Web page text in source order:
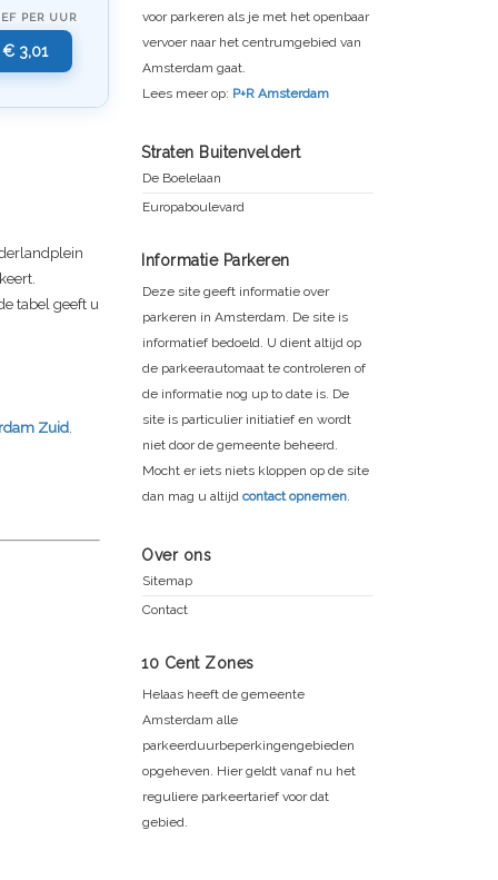
PER UUR
€ 3,01
tabel geeft u
Zuid.
voor parkeren als je met het openbaar
vervoer naar het centrumgebied van
Amsterdam gaat.
Lees meer op: P+R Amsterdam
Straten Buitenveldert
De Boelelaan
Europaboulevard
Informatie Parkeren
Deze site geeft informatie over
parkeren in Amsterdam. De site is
informatief bedoeld. U dient altijd op
de parkeerautomaat te controleren of
de informatie nog up to date is. De
site is particulier initiatief en wordt
niet door de gemeente beheerd.
Mocht er iets niets kloppen op de site
dan mag u altijd contact opnemen.
Over ons
Sitemap
Contact
10 Cent Zones
Helaas heeft de gemeente
Amsterdam alle
parkeerduurbeperkingengebieden
opgeheven. Hier geldt vanaf nu het
reguliere parkeertarief voor dat
gebied.